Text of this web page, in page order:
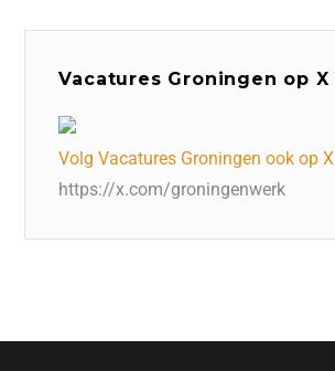
Vacatures Groningen op X
Volg Vacatures Groningen ook op X
https://x.com/groningenwerk